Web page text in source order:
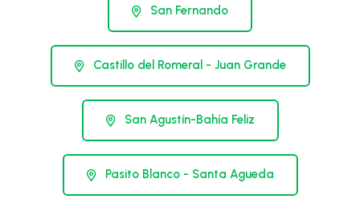
San Fernando
Castillo del Romeral - Juan Grande
San Agustín-Bahía Feliz
Pasito Blanco - Santa Agueda